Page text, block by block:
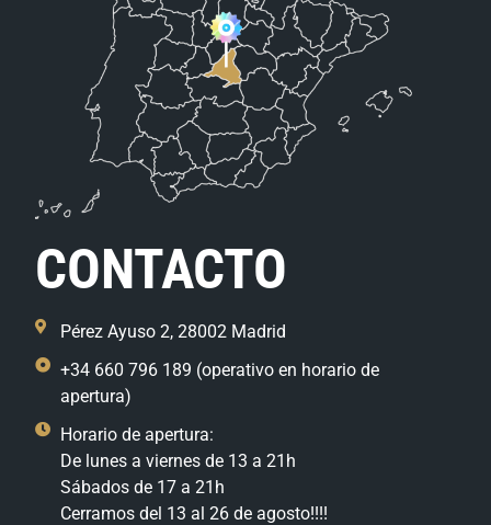
CONTACTO
Pérez Ayuso 2, 28002 Madrid
+34 660 796 189 (operativo en horario de
apertura)
Horario de apertura:
De lunes a viernes de 13 a 21h
Sábados de 17 a 21h
Cerramos del 13 al 26 de agosto!!!!